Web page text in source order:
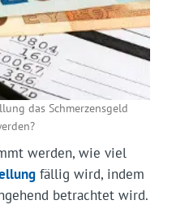
das Schmerzensgeld
werden, wie viel
fällig wird, indem
betrachtet wird.